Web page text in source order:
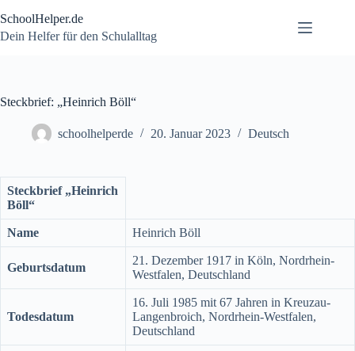
Inhalt
springen
SchoolHelper.de
Dein Helfer für den Schulalltag
Steckbrief: „Heinrich Böll“
schoolhelperde 20. Januar 2023 Deutsch
Steckbrief „Heinrich
Böll“
Name Heinrich Böll
Geburtsdatum
21. Dezember 1917 in Köln, Nordrhein-
Westfalen, Deutschland
Todesdatum
16. Juli 1985 mit 67 Jahren in Kreuzau-
Langenbroich, Nordrhein-Westfalen,
Deutschland